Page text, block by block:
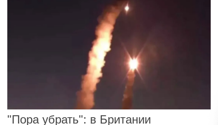
"Пора убрать": в Британии